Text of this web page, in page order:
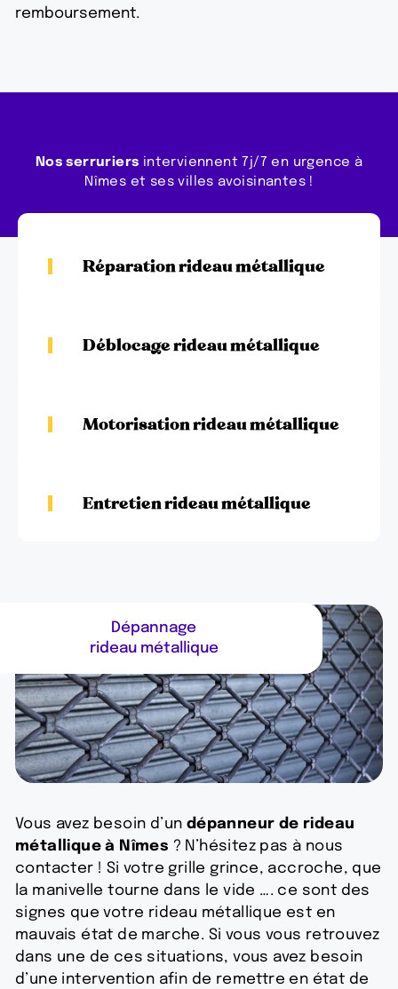
remboursement.
Nos serruriers interviennent 7j/7 en urgence à
Nîmes et ses villes avoisinantes !
Réparation rideau métallique
Déblocage rideau métallique
Motorisation rideau métallique
Entretien rideau métallique
Dépannage
rideau métallique
Vous avez besoin d’un dépanneur de rideau
métallique à Nîmes ? N’hésitez pas à nous
contacter ! Si votre grille grince, accroche, que
la manivelle tourne dans le vide …. ce sont des
signes que votre rideau métallique est en
mauvais état de marche. Si vous vous retrouvez
dans une de ces situations, vous avez besoin
d’une intervention afin de remettre en état de